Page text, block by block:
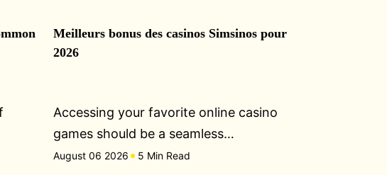
Meilleurs bonus des casinos Simsinos pour
2026
Accessing your favorite online casino
games should be a seamless…
August 06 2026 5 Min Read